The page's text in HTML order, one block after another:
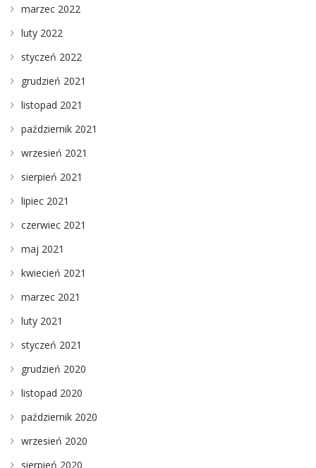
marzec 2022
luty 2022
styczeń 2022
grudzień 2021
listopad 2021
październik 2021
wrzesień 2021
sierpień 2021
lipiec 2021
czerwiec 2021
maj 2021
kwiecień 2021
marzec 2021
luty 2021
styczeń 2021
grudzień 2020
listopad 2020
październik 2020
wrzesień 2020
sierpień 2020